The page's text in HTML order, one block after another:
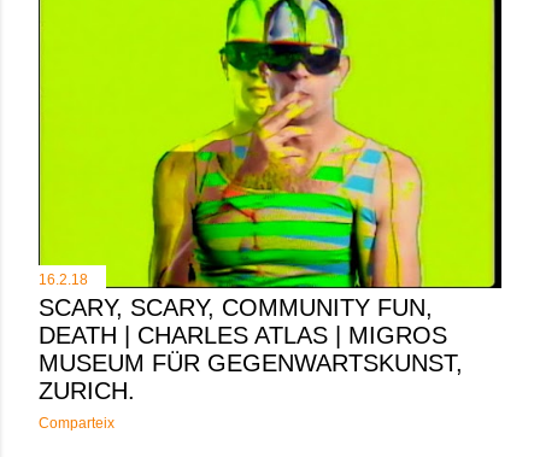
16.2.18
SCARY, SCARY, COMMUNITY FUN,
DEATH | CHARLES ATLAS | MIGROS
MUSEUM FÜR GEGENWARTSKUNST,
ZURICH.
Comparteix